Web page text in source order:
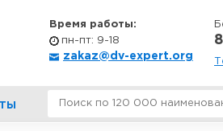
Время работы:
пн-пт: 9-18
zakaz@dv-expert.org